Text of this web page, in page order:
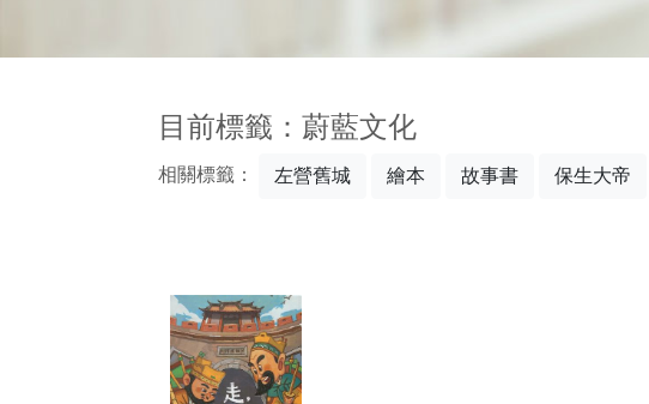
目前標籤：蔚藍文化
相關標籤： 左營舊城 繪本 故事書 保生大帝